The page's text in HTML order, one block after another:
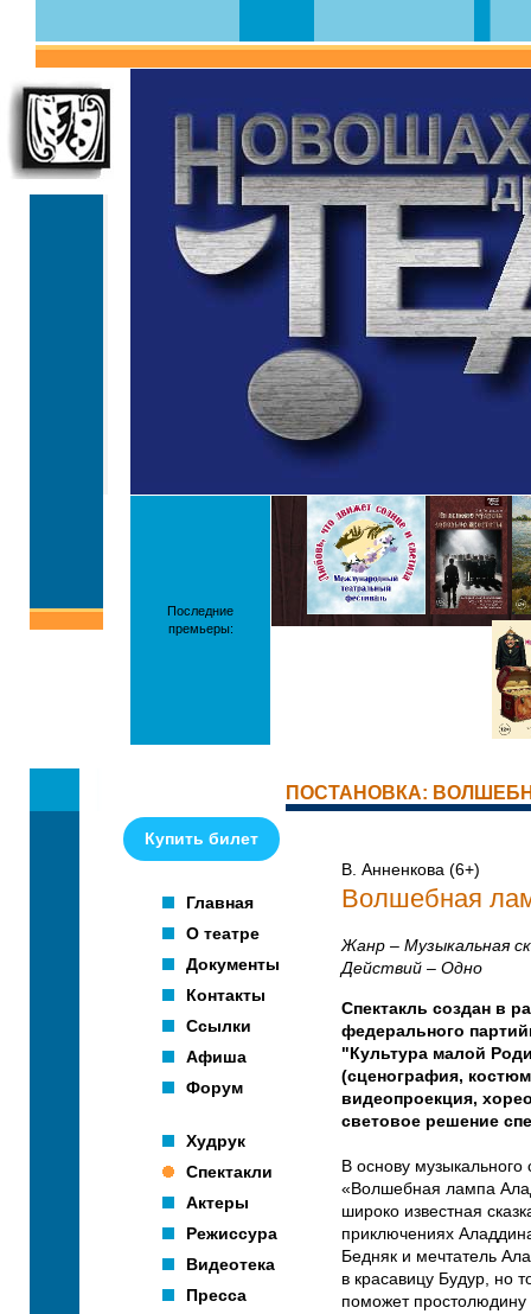
Последние
премьеры:
ПОСТАНОВКА:
Купить билет
Главная
О театре
Документы
Контакты
Ссылки
Афиша
Форум
Худрук
Спектакли
Актеры
Режиссура
Видеотека
Пресса
В. Анненкова (6+)
Волшебная
Жанр – Музыкальная
Действий – Одно
Спектакль создан в
федерального
"Культура малой
(сценография,
видеопроекция,
световое решение
В основу музыкального
«Волшебная лампа
широко известная
приключениях
Бедняк и мечтатель
в красавицу Будур, но
поможет простолюдину